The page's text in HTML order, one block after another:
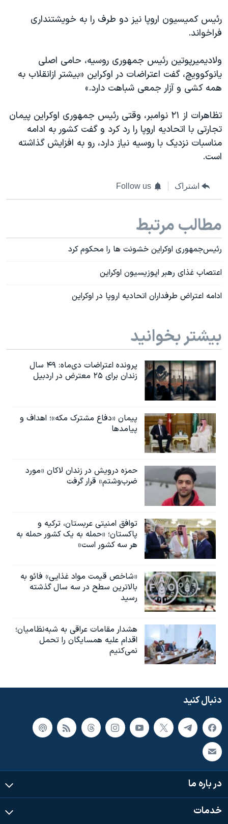
رئیس کمیسیون اروپا نیز دو طرف را به خویشتنداری
فراخواند.
ولادیمیرپوتین رئیس جمهوری روسیه، حامی اصلی
یانوکوویچ، گفت اعتراضات در اوکراین «بیشتر ازانقلاب به
همه کشی و آزار جمعی شباهت دارد.»
تظاهرات از ۲۱ نوامبر، وقتی رئیس جمهوری اوکراین پیمان
تجارتی با اتحادیه اروپا را رد کرد و گفت کشور به ادامه
مناسبات نزدیک با روسیه نیاز دارد، رو به افزایش گذاشته
است.
اشتراک Follow us
مطالب مرتبط
رئیس‌جمهوری اوکراین خشونت ها را محکوم کرد
اعتصاب غذای رهبر اپوزیسیون اوکراین
ادامه اعتراض طرفداران اتحادیه اروپا در اوکراین
بیشتر بخوانید
پرونده اعتراضات دی‌ماه: ۴۹ سال
زندان برای ۲۵ معترض در اردبیل
پیمان «دفاع مشترک مکه»؛ اهداف و
پیامدها
حمزه درویش در زندان لاکان «مورد
ضرب‌وشتم» قرار گرفت
توافق امنیتی عربستان، ترکیه و
پاکستان؛ «حمله به یک کشور حمله به
هر سه کشور است»
«شاخص قیمت مواد غذایی» فائو به
بالاترین سطح در سه سال گذشته
رسید
هشدار مقامات عراقی به شبه‌نظامیان؛
اقدام علیه همسایگان را تحمل
نمی‌کنیم
دنبال کنید
در باره ما
خدمات